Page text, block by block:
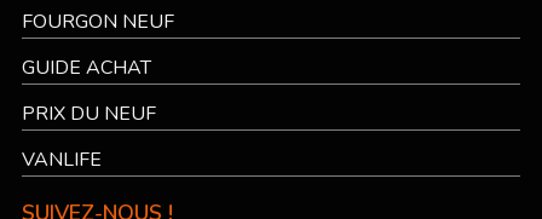
FOURGON NEUF
GUIDE ACHAT
PRIX DU NEUF
VANLIFE
SUIVEZ-NOUS !